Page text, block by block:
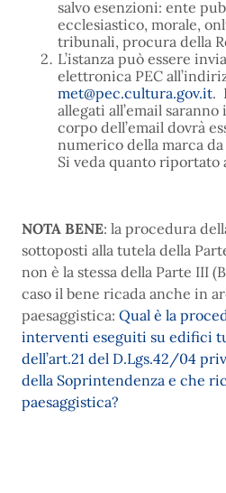
salvo esenzioni: ente
ecclesiastico, morale,
tribunali, procura della
L’istanza può essere
elettronica PEC
met@pec.cultura.gov.it.
allegati all’email
corpo dell’email dovrà
numerico della marca
Si veda quanto riportato
NOTA BENE: la procedura
sottoposti alla tutela della
non è la stessa della Parte III
caso il bene ricada anche in
paesaggistica: Qual è la
interventi eseguiti su edifici
dell’art.21 del D.Lgs.42/04
della Soprintendenza e che
paesaggistica?